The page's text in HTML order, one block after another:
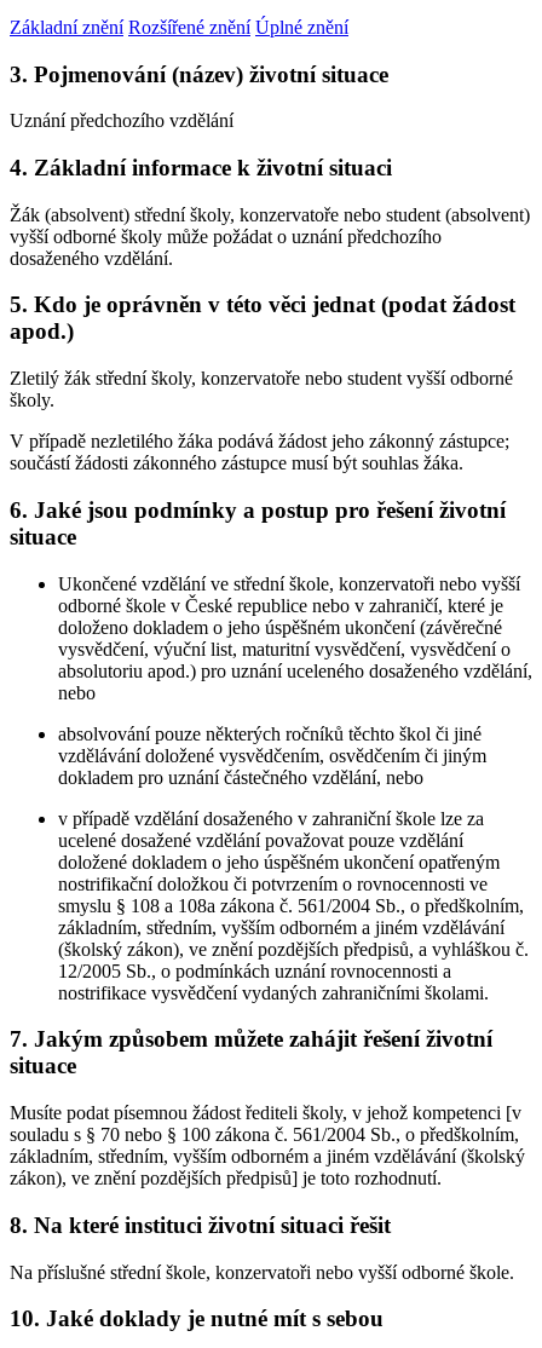
Základní znění Rozšířené znění Úplné znění
3. Pojmenování (název) životní situace
Uznání předchozího vzdělání
4. Základní informace k životní situaci
Žák (absolvent) střední školy, konzervatoře nebo student (absolvent)
vyšší odborné školy může požádat o uznání předchozího
dosaženého vzdělání.
5. Kdo je oprávněn v této věci jednat (podat žádost
apod.)
Zletilý žák střední školy, konzervatoře nebo student vyšší odborné
školy.
V případě nezletilého žáka podává žádost jeho zákonný zástupce;
součástí žádosti zákonného zástupce musí být souhlas žáka.
6. Jaké jsou podmínky a postup pro řešení životní
situace
Ukončené vzdělání ve střední škole, konzervatoři nebo vyšší
odborné škole v České republice nebo v zahraničí, které je
doloženo dokladem o jeho úspěšném ukončení (závěrečné
vysvědčení, výuční list, maturitní vysvědčení, vysvědčení o
absolutoriu apod.) pro uznání uceleného dosaženého vzdělání,
nebo
absolvování pouze některých ročníků těchto škol či jiné
vzdělávání doložené vysvědčením, osvědčením či jiným
dokladem pro uznání částečného vzdělání, nebo
v případě vzdělání dosaženého v zahraniční škole lze za
ucelené dosažené vzdělání považovat pouze vzdělání
doložené dokladem o jeho úspěšném ukončení opatřeným
nostrifikační doložkou či potvrzením o rovnocennosti ve
smyslu § 108 a 108a zákona č. 561/2004 Sb., o předškolním,
základním, středním, vyšším odborném a jiném vzdělávání
(školský zákon), ve znění pozdějších předpisů, a vyhláškou č.
12/2005 Sb., o podmínkách uznání rovnocennosti a
nostrifikace vysvědčení vydaných zahraničními školami.
7. Jakým způsobem můžete zahájit řešení životní
situace
Musíte podat písemnou žádost řediteli školy, v jehož kompetenci [v
souladu s § 70 nebo § 100 zákona č. 561/2004 Sb., o předškolním,
základním, středním, vyšším odborném a jiném vzdělávání (školský
zákon), ve znění pozdějších předpisů] je toto rozhodnutí.
8. Na které instituci životní situaci řešit
Na příslušné střední škole, konzervatoři nebo vyšší odborné škole.
10. Jaké doklady je nutné mít s sebou